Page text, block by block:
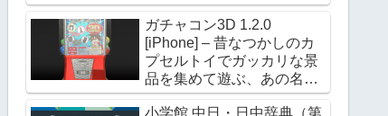
ガチャコン3D 1.2.0
[iPhone] – 昔なつかしのカ
プセルトイでガッカリな景
品を集めて遊ぶ、あの名作
が進化して帰ってきた